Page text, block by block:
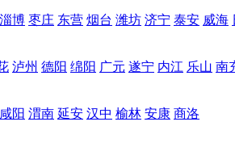
淄博 枣庄 东营 烟台 潍坊 济宁 泰安 威海
泸州 德阳 绵阳 广元 遂宁 内江 乐山 南
咸阳 渭南 延安 汉中 榆林 安康 商洛